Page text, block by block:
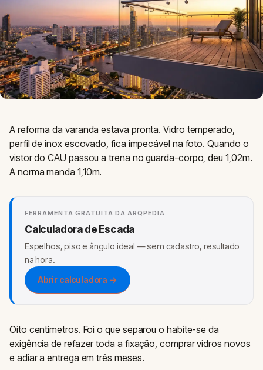
A reforma da varanda estava pronta. Vidro temperado,
perfil de inox escovado, fica impecável na foto. Quando o
vistor do CAU passou a trena no guarda-corpo, deu 1,02m.
A norma manda 1,10m.
FERRAMENTA GRATUITA DA ARQPEDIA
Calculadora de Escada
Espelhos, piso e ângulo ideal — sem cadastro, resultado
na hora.
Abrir calculadora →
Oito centímetros. Foi o que separou o habite-se da
exigência de refazer toda a fixação, comprar vidros novos
e adiar a entrega em três meses.